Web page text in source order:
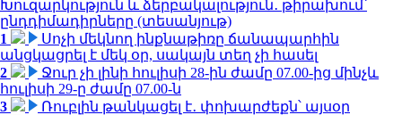
Խուզարկություն և ձերբակալություն․ թիրախում՝
ընդդիմադիրները (տեսանյութ)
1
Սոչի մեկնող ինքնաթիռը ճանապարհին
անցկացրել է մեկ օր, սակայն տեղ չի հասել
2
Ջուր չի լինի հուլիսի 28-ին ժամը 07.00-ից մինչև
հուլիսի 29-ը ժամը 07.00-ն
3
Ռուբլին թանկացել է․ փոխարժեքն՝ այսօր